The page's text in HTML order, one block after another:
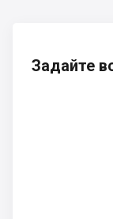
Задайте